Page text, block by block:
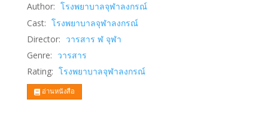
Author: โรงพยาบาลจุฬาลงกรณ์
Cast: โรงพยาบาลจุฬาลงกรณ์
Director: วารสาร ฬ จุฬา
Genre: วารสาร
Rating: โรงพยาบาลจุฬาลงกรณ์
อ่านหนังสือ